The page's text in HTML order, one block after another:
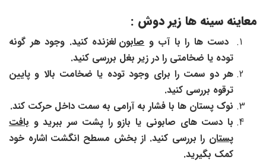
معاینه سینه ها زیر دوش :
دست ها را با آب وصابون لغزنده کنید. وجود هر گونه
توده یا ضخامتی را در زیر بغل بررسی کنید.
هر دو سمت را برای وجود توده یا ضخامت بالا و پایین
ترقوه بررسی کنید.
نوک پستان ها با فشار به آرامی به سمت داخل حرکت کند.
با دست های صابونی یا بازو را پشت سر ببرید و بافت
پستان را بررسی کنید. از بخش مسطح انگشت اشاره خود
کمک بگیرید.